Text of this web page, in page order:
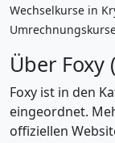
Wechselkurse in
Über Foxy
Foxy ist in den
eingeordnet.
offiziellen